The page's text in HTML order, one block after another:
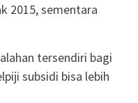
2015, sementara
tersendiri bagi
subsidi bisa lebih